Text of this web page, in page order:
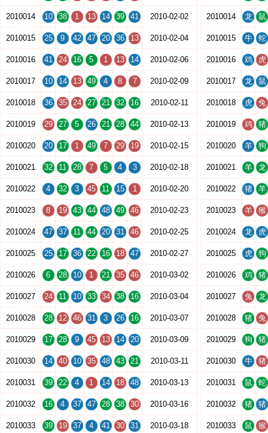
2010014 10 38 1 13 14 39 41 2010-02-02
2010015 25 9 42 47 20 36 13 2010-02-04
2010016 41 24 16 5 1 13 14 2010-02-06
2010017 10 14 13 49 4 8 7 2010-02-09
2010018 36 35 24 27 21 32 16 2010-02-11
2010019 29 27 5 26 21 28 44 2010-02-13
2010020 20 17 1 49 7 29 19 2010-02-15
2010021 32 11 28 7 5 4 3 2010-02-18
2010022 4 32 3 45 11 15 1 2010-02-20
2010023 8 19 43 44 48 49 46 2010-02-23
2010024 47 37 11 44 20 31 46 2010-02-25
2010025 25 17 36 22 16 18 47 2010-02-27
2010026 6 28 10 1 21 35 46 2010-03-02
2010027 24 11 10 33 34 38 16 2010-03-04
2010028 28 12 46 31 3 26 16 2010-03-07
2010029 17 28 9 45 13 14 20 2010-03-09
2010030 14 40 10 35 48 43 21 2010-03-11
2010031 39 22 4 1 14 18 48 2010-03-13
2010032 16 4 37 47 28 38 30 2010-03-16
2010033 39 19 37 4 41 30 31 2010-03-18
2010014 龙 鼠
2010015 牛 蛇
2010016 鸡 虎
2010017 龙 鼠
2010018 虎 兔
2010019 鸡 猪
2010020 羊 狗
2010021 羊 龙
2010022 猪 羊
2010023 羊 猴
2010024 龙 虎
2010025 虎 狗
2010026 鸡 猪
2010027 兔 龙
2010028 猪 兔
2010029 狗 猪
2010030 牛 猪
2010031 鼠 蛇
2010032 猪 猪
2010033 鼠 猴